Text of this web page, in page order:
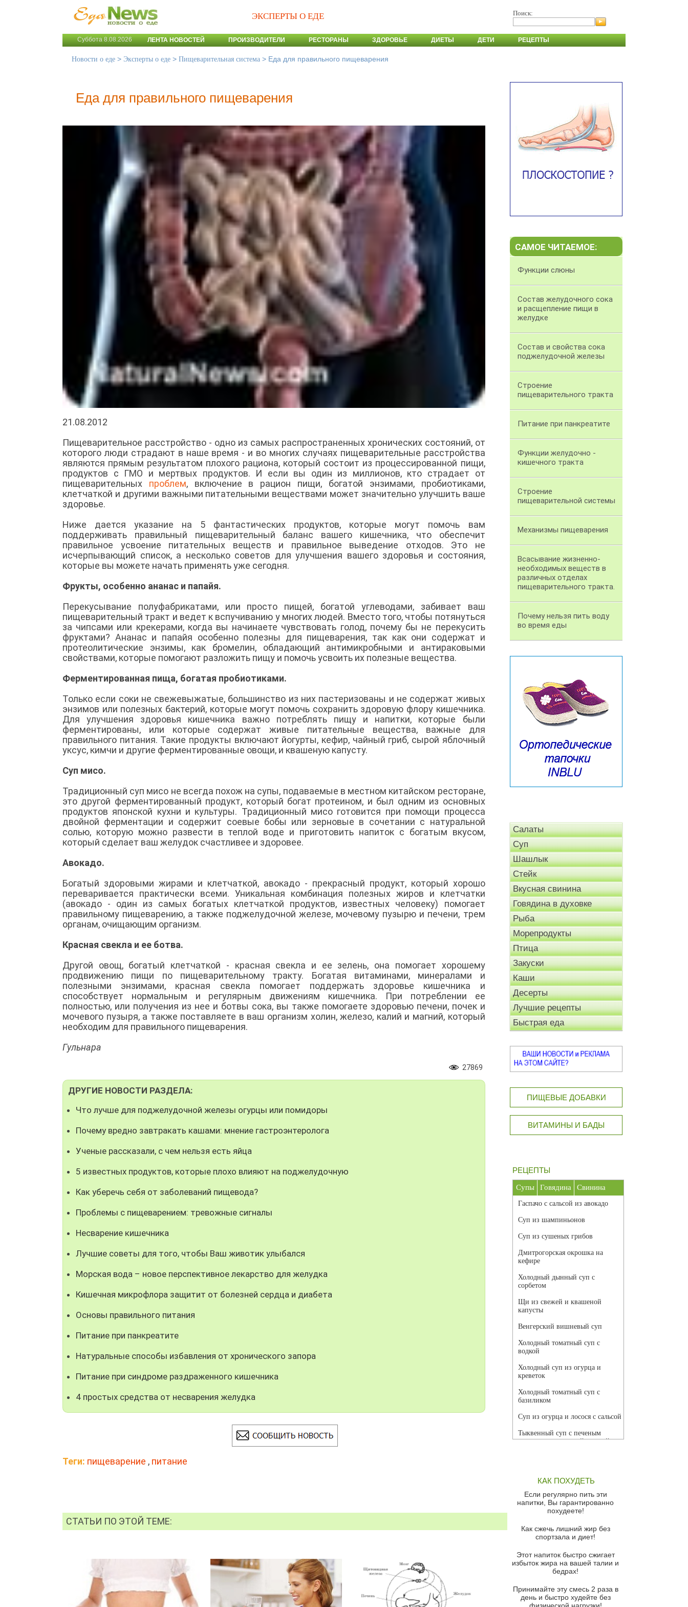
ЭКСПЕРТЫ О ЕДЕ Поиск:
Суббота 8.08.2026 ЛЕНТА НОВОСТЕЙ ПРОИЗВОДИТЕЛИ РЕСТОРАНЫ ЗДОРОВЬЕ ДИЕТЫ ДЕТИ РЕЦЕПТЫ
Новости о еде > Эксперты о еде > Пищеварительная система > Еда для правильного пищеварения
Еда для правильного пищеварения
21.08.2012
Пищеварительное расстройство - одно из самых распространенных хронических состояний, от
которого люди страдают в наше время - и во многих случаях пищеварительные расстройства
являются прямым результатом плохого рациона, который состоит из процессированной пищи,
продуктов с ГМО и мертвых продуктов. И если вы один из миллионов, кто страдает от
пищеварительных проблем, включение в рацион пищи, богатой энзимами, пробиотиками,
клетчаткой и другими важными питательными веществами может значительно улучшить ваше
здоровье.
Ниже дается указание на 5 фантастических продуктов, которые могут помочь вам
поддерживать правильный пищеварительный баланс вашего кишечника, что обеспечит
правильное усвоение питательных веществ и правильное выведение отходов. Это не
исчерпывающий список, а несколько советов для улучшения вашего здоровья и состояния,
которые вы можете начать применять уже сегодня.
Фрукты, особенно ананас и папайя.
Перекусывание полуфабрикатами, или просто пищей, богатой углеводами, забивает ваш
пищеварительный тракт и ведет к вспучиванию у многих людей. Вместо того, чтобы потянуться
за чипсами или крекерами, когда вы начинаете чувствовать голод, почему бы не перекусить
фруктами? Ананас и папайя особенно полезны для пищеварения, так как они содержат и
протеолитические энзимы, как бромелин, обладающий антимикробными и антираковыми
свойствами, которые помогают разложить пищу и помочь усвоить их полезные вещества.
Ферментированная пища, богатая пробиотиками.
Только если соки не свежевыжатые, большинство из них пастеризованы и не содержат живых
энзимов или полезных бактерий, которые могут помочь сохранить здоровую флору кишечника.
Для улучшения здоровья кишечника важно потреблять пищу и напитки, которые были
ферментированы, или которые содержат живые питательные вещества, важные для
правильного питания. Такие продукты включают йогурты, кефир, чайный гриб, сырой яблочный
уксус, кимчи и другие ферментированные овощи, и квашеную капусту.
Суп мисо.
Традиционный суп мисо не всегда похож на супы, подаваемые в местном китайском ресторане,
это другой ферментированный продукт, который богат протеином, и был одним из основных
продуктов японской кухни и культуры. Традиционный мисо готовится при помощи процесса
двойной ферментации и содержит соевые бобы или зерновые в сочетании с натуральной
солью, которую можно развести в теплой воде и приготовить напиток с богатым вкусом,
который сделает ваш желудок счастливее и здоровее.
Авокадо.
Богатый здоровыми жирами и клетчаткой, авокадо - прекрасный продукт, который хорошо
переваривается практически всеми. Уникальная комбинация полезных жиров и клетчатки
(авокадо - один из самых богатых клетчаткой продуктов, известных человеку) помогает
правильному пищеварению, а также поджелудочной железе, мочевому пузырю и печени, трем
органам, очищающим организм.
Красная свекла и ее ботва.
Другой овощ, богатый клетчаткой - красная свекла и ее зелень, она помогает хорошему
продвижению пищи по пищеварительному тракту. Богатая витаминами, минералами и
полезными энзимами, красная свекла помогает поддержать здоровье кишечника и
способствует нормальным и регулярным движениям кишечника. При потреблении ее
полностью, или получения из нее и ботвы сока, вы также помогаете здоровью печени, почек и
мочевого пузыря, а также поставляете в ваш организм холин, железо, калий и магний, который
необходим для правильного пищеварения.
Гульнара
27869
ДРУГИЕ НОВОСТИ РАЗДЕЛА:
Что лучше для поджелудочной железы огурцы или помидоры
Почему вредно завтракать кашами: мнение гастроэнтеролога
Ученые рассказали, с чем нельзя есть яйца
5 известных продуктов, которые плохо влияют на поджелудочную
Как уберечь себя от заболеваний пищевода?
Проблемы с пищеварением: тревожные сигналы
Несварение кишечника
Лучшие советы для того, чтобы Ваш животик улыбался
Морская вода – новое перспективное лекарство для желудка
Кишечная микрофлора защитит от болезней сердца и диабета
Основы правильного питания
Питание при панкреатите
Натуральные способы избавления от хронического запора
Питание при синдроме раздраженного кишечника
4 простых средства от несварения желудка
Теги: пищеварение , питание
СТАТЬИ ПО ЭТОЙ ТЕМЕ:
САМОЕ ЧИТАЕМОЕ:
Функции слюны
Состав желудочного сока
и расщепление пищи в
желудке
Состав и свойства сока
поджелудочной железы
Строение
пищеварительного тракта
Питание при панкреатите
Функции желудочно -
кишечного тракта
Строение
пищеварительной системы
Механизмы пищеварения
Всасывание жизненно-
необходимых веществ в
различных отделах
пищеварительного тракта.
Почему нельзя пить воду
во время еды
Салаты
Суп
Шашлык
Стейк
Вкусная свинина
Говядина в духовке
Рыба
Морепродукты
Птица
Закуски
Каши
Десерты
Лучшие рецепты
Быстрая еда
ПИЩЕВЫЕ ДОБАВКИ
ВИТАМИНЫ И БАДЫ
РЕЦЕПТЫ
Супы Говядина Свинина
Гаспачо с сальсой из авокадо
Суп из шампиньонов
Суп из сушеных грибов
Дмитрогорская окрошка на
кефире
Холодный дынный суп с
сорбетом
Щи из свежей и квашеной
капусты
Венгерский вишневый суп
Холодный томатный суп с
водкой
Холодный суп из огурца и
креветок
Холодный томатный суп с
базиликом
Суп из огурца и лосося с сальсой
Тыквенный суп с печеным
чесноком и томатной сальсой
красного перца
Парижский луковый суп
Суп из спаржи и горошка с
Суп-крем из цветной капусты
Французский луковый суп
Суп из баклажанов с моцареллой
Грибной крем-суп с кростини с
козьим сыром
КАК ПОХУДЕТЬ
Если регулярно пить эти
напитки, Вы гарантированно
похудеете!
Как сжечь лишний жир без
спортзала и диет!
Этот напиток быстро сжигает
избыток жира на вашей талии и
бедрах!
Принимайте эту смесь 2 раза в
день и быстро худейте без